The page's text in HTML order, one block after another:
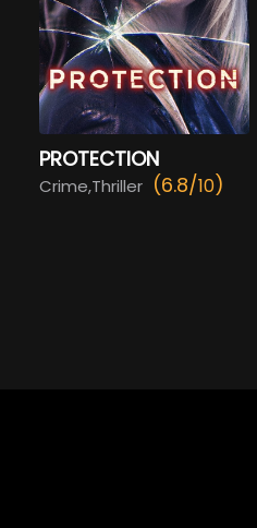
PROTECTION
Crime,Thriller (6.8/10)